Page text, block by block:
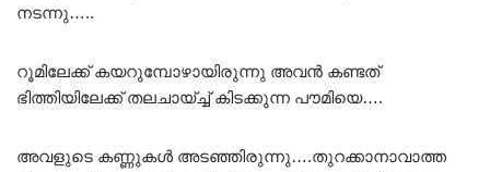
നടന്നു…..
റൂമിലേക്ക് കയറുമ്പോഴായിരുന്നു അവൻ കണ്ടത്
ഭിത്തിയിലേക്ക് തലചായ്ച്ച് കിടക്കുന്ന പൗമിയെ….
അവളുടെ കണ്ണുകൾ അടഞ്ഞിരുന്നു….തുറക്കാനാവാത്ത